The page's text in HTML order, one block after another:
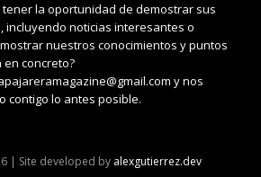
tener la oportunidad de demostrar sus
incluyendo noticias interesantes o
nuestros conocimientos y puntos
concreto?
y nos
contigo lo antes posible.
| Site developed by alexgutierrez.dev